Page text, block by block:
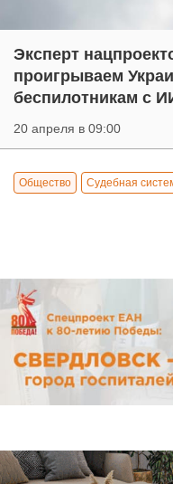
Эксперт
проигрываем
беспилотникам с
20 апреля в 09:00
Общество Судебная